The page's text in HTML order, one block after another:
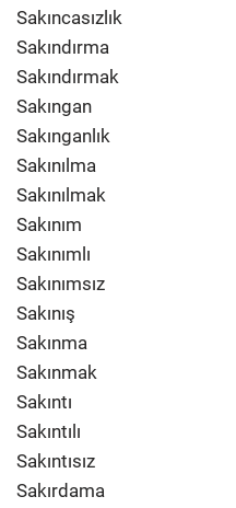
Sakıncasızlık
Sakındırma
Sakındırmak
Sakıngan
Sakınganlık
Sakınılma
Sakınılmak
Sakınım
Sakınımlı
Sakınımsız
Sakınış
Sakınma
Sakınmak
Sakıntı
Sakıntılı
Sakıntısız
Sakırdama